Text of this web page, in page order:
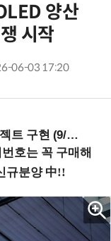
양산
시작
06-03 17:20
16 ~17 강남역)